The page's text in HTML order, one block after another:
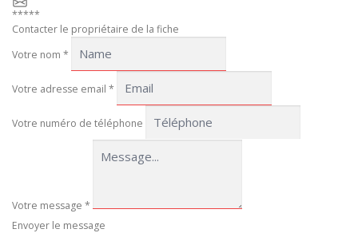
*****
Contacter le propriétaire de la fiche
Votre nom *
Votre adresse email *
Votre numéro de téléphone
Votre message *
Envoyer le message